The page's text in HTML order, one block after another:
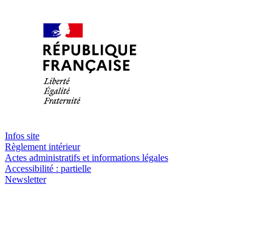
Infos site
Règlement intérieur
Actes administratifs et informations légales
Accessibilité : partielle
Newsletter